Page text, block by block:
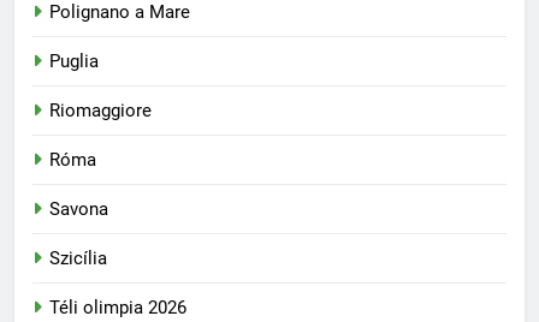
Polignano a Mare
Puglia
Riomaggiore
Róma
Savona
Szicília
Téli olimpia 2026